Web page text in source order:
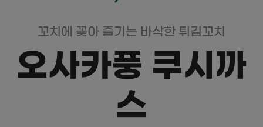
꼬치에 꽂아 즐기는 바삭한 튀김꼬치
오사카풍 쿠시까
스